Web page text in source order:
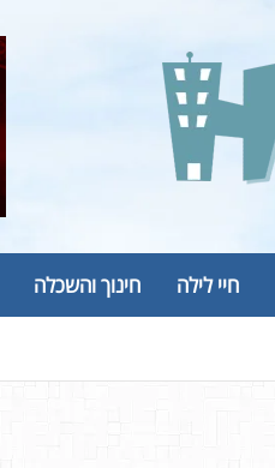
חיי לילה חינוך והשכלה